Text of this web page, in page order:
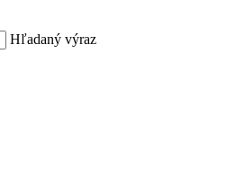
Hľadaný výraz